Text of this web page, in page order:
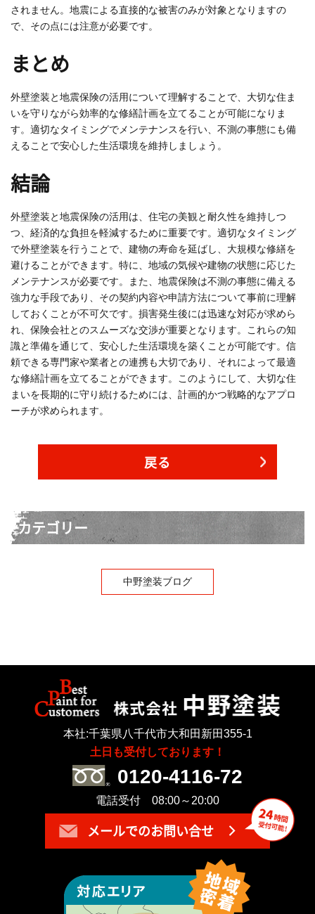
されません。地震による直接的な被害のみが対象となりますの
で、その点には注意が必要です。
まとめ
外壁塗装と地震保険の活用について理解することで、大切な住ま
いを守りながら効率的な修繕計画を立てることが可能になりま
す。適切なタイミングでメンテナンスを行い、不測の事態にも備
えることで安心した生活環境を維持しましょう。
結論
外壁塗装と地震保険の活用は、住宅の美観と耐久性を維持しつ
つ、経済的な負担を軽減するために重要です。適切なタイミング
で外壁塗装を行うことで、建物の寿命を延ばし、大規模な修繕を
避けることができます。特に、地域の気候や建物の状態に応じた
メンテナンスが必要です。また、地震保険は不測の事態に備える
強力な手段であり、その契約内容や申請方法について事前に理解
しておくことが不可欠です。損害発生後には迅速な対応が求めら
れ、保険会社とのスムーズな交渉が重要となります。これらの知
識と準備を通じて、安心した生活環境を築くことが可能です。信
頼できる専門家や業者との連携も大切であり、それによって最適
な修繕計画を立てることができます。このようにして、大切な住
まいを長期的に守り続けるためには、計画的かつ戦略的なアプロ
ーチが求められます。
戻る
カテゴリー
中野塗装ブログ
本社:千葉県八千代市大和田新田355-1
土日も受付しております！
0120-4116-72
電話受付 08:00～20:00
メールでのお問い合せ